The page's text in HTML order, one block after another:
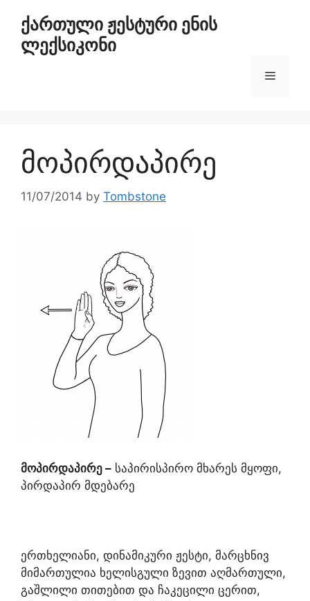
ქართული ჟესტური ენის
ლექსიკონი
მოპირდაპირე
11/07/2014 by Tombstone
მოპირდაპირე – საპირისპირო მხარეს მყოფი,
პირდაპირ მდებარე
ერთხელიანი, დინამიკური ჟესტი, მარცხნივ
მიმართულია ხელისგული ზევით აღმართული,
გაშლილი თითებით და ჩაკეცილი ცერით,